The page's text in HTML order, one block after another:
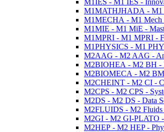
M1IES - M1 IES -
M1MATHJHADA - M1
M1MECHA - M1 Mech
M1MIE - M1 MiE -
M1MPRI - M1 MPRI -
M1PHYSICS - M1
M2AAG - M2 AAG -
M2BIOHEA - M2 BH -
M2BIOMECA - M2
M2CHEINT - M2 CI -
M2CPS - M2 CPS -
M2DS - M2 DS - Data
M2FLUIDS - M2 Fluids
M2GI - M2 GI-PLATO -
M2HEP - M2 HEP -